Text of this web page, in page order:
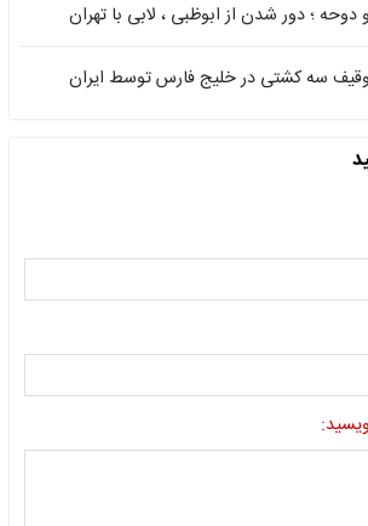
دوحه ؛ دور شدن از ابوظبی ، لابی با تهران
توقیف سه کشتی در خلیج فارس توسط ایران